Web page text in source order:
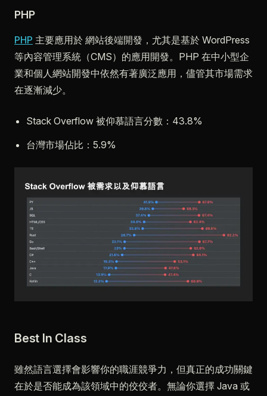
PHP
PHP 主要應用於 網站後端開發，尤其是基於 WordPress
等內容管理系統（CMS）的應用開發。PHP 在中小型企
業和個人網站開發中依然有著廣泛應用，儘管其市場需求
在逐漸減少。
Stack Overflow 被仰慕語言分數：43.8%
台灣市場佔比：5.9%
Best In Class
雖然語言選擇會影響你的職涯競爭力，但真正的成功關鍵
在於是否能成為該領域中的佼佼者。無論你選擇 Java 或